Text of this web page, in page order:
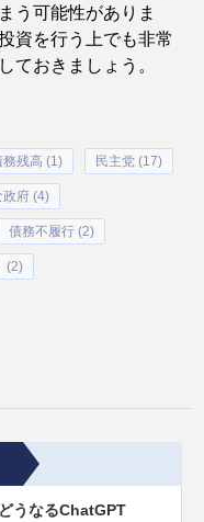
う可能性がありま
資を行う上でも非常
ておきましょう。
務残高 (1) 民主党 (17)
政府 (4)
債務不履行 (2)
(2)
うなるChatGPT